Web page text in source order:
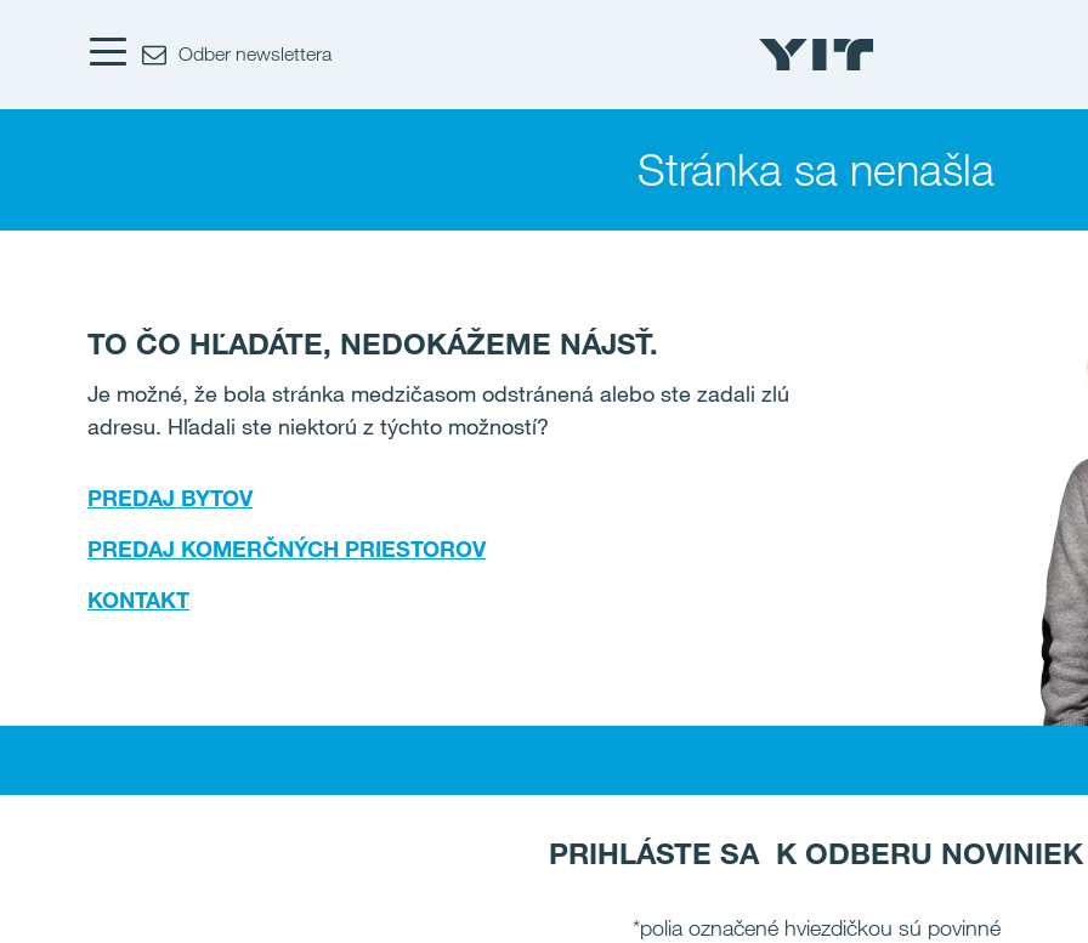
Odber newslettera
Stránka sa nenašla
TO ČO HĽADÁTE, NEDOKÁŽEME NÁJSŤ.
Je možné, že bola stránka medzičasom odstránená alebo ste zadali zlú
adresu. Hľadali ste niektorú z týchto možností?
PREDAJ BYTOV
PREDAJ KOMERČNÝCH PRIESTOROV
KONTAKT
PRIHLÁSTE SA K ODBERU NOVINIEK
*polia označené hviezdičkou sú povinné